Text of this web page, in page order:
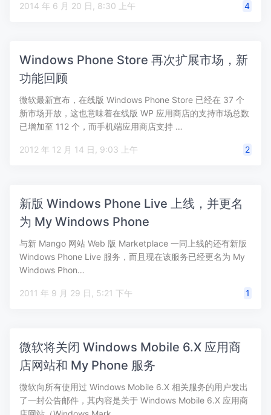
2014 年 6 月 20 日, 8:30 上午
4
Windows Phone Store 再次扩展市场，新
功能回顾
微软最新宣布，在线版 Windows Phone Store 已经在 37 个
新市场开放，这也意味着在线版 WP 应用商店的支持市场总数
已增加至 112 个，而手机端应用商店支持 …
2012 年 12 月 14 日, 9:03 上午 2
新版 Windows Phone Live 上线，并更名
为 My Windows Phone
与新 Mango 网站 Web 版 Marketplace 一同上线的还有新版
Windows Phone Live 服务，而且现在该服务已经更名为 My
Windows Phon…
2011 年 9 月 29 日, 5:21 下午 1
微软将关闭 Windows Mobile 6.X 应用商
店网站和 My Phone 服务
微软向所有使用过 Windows Mobile 6.X 相关服务的用户发出
了一封公告邮件，其内容是关于 Windows Mobile 6.X 应用商